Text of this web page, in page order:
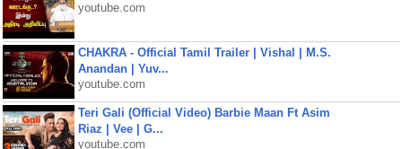
youtube.com
CHAKRA - Official Tamil Trailer | Vishal | M.S.
Anandan | Yuv...
youtube.com
Teri Gali (Official Video) Barbie Maan Ft Asim
Riaz | Vee | G...
youtube.com